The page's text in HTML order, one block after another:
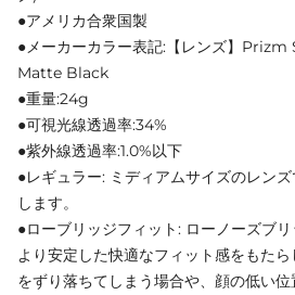
●アメリカ合衆国製
●メーカーカラー表記:【レンズ】Prizm
Matte Black
●重量:24g
●可視光線透過率:34%
●紫外線透過率:1.0%以下
●レギュラー: ミディアムサイズのレン
します。
●ローブリッジフィット: ローノーズブリ
より安定した快適なフィット感をもた
をずり落ちてしまう場合や、顔の低い